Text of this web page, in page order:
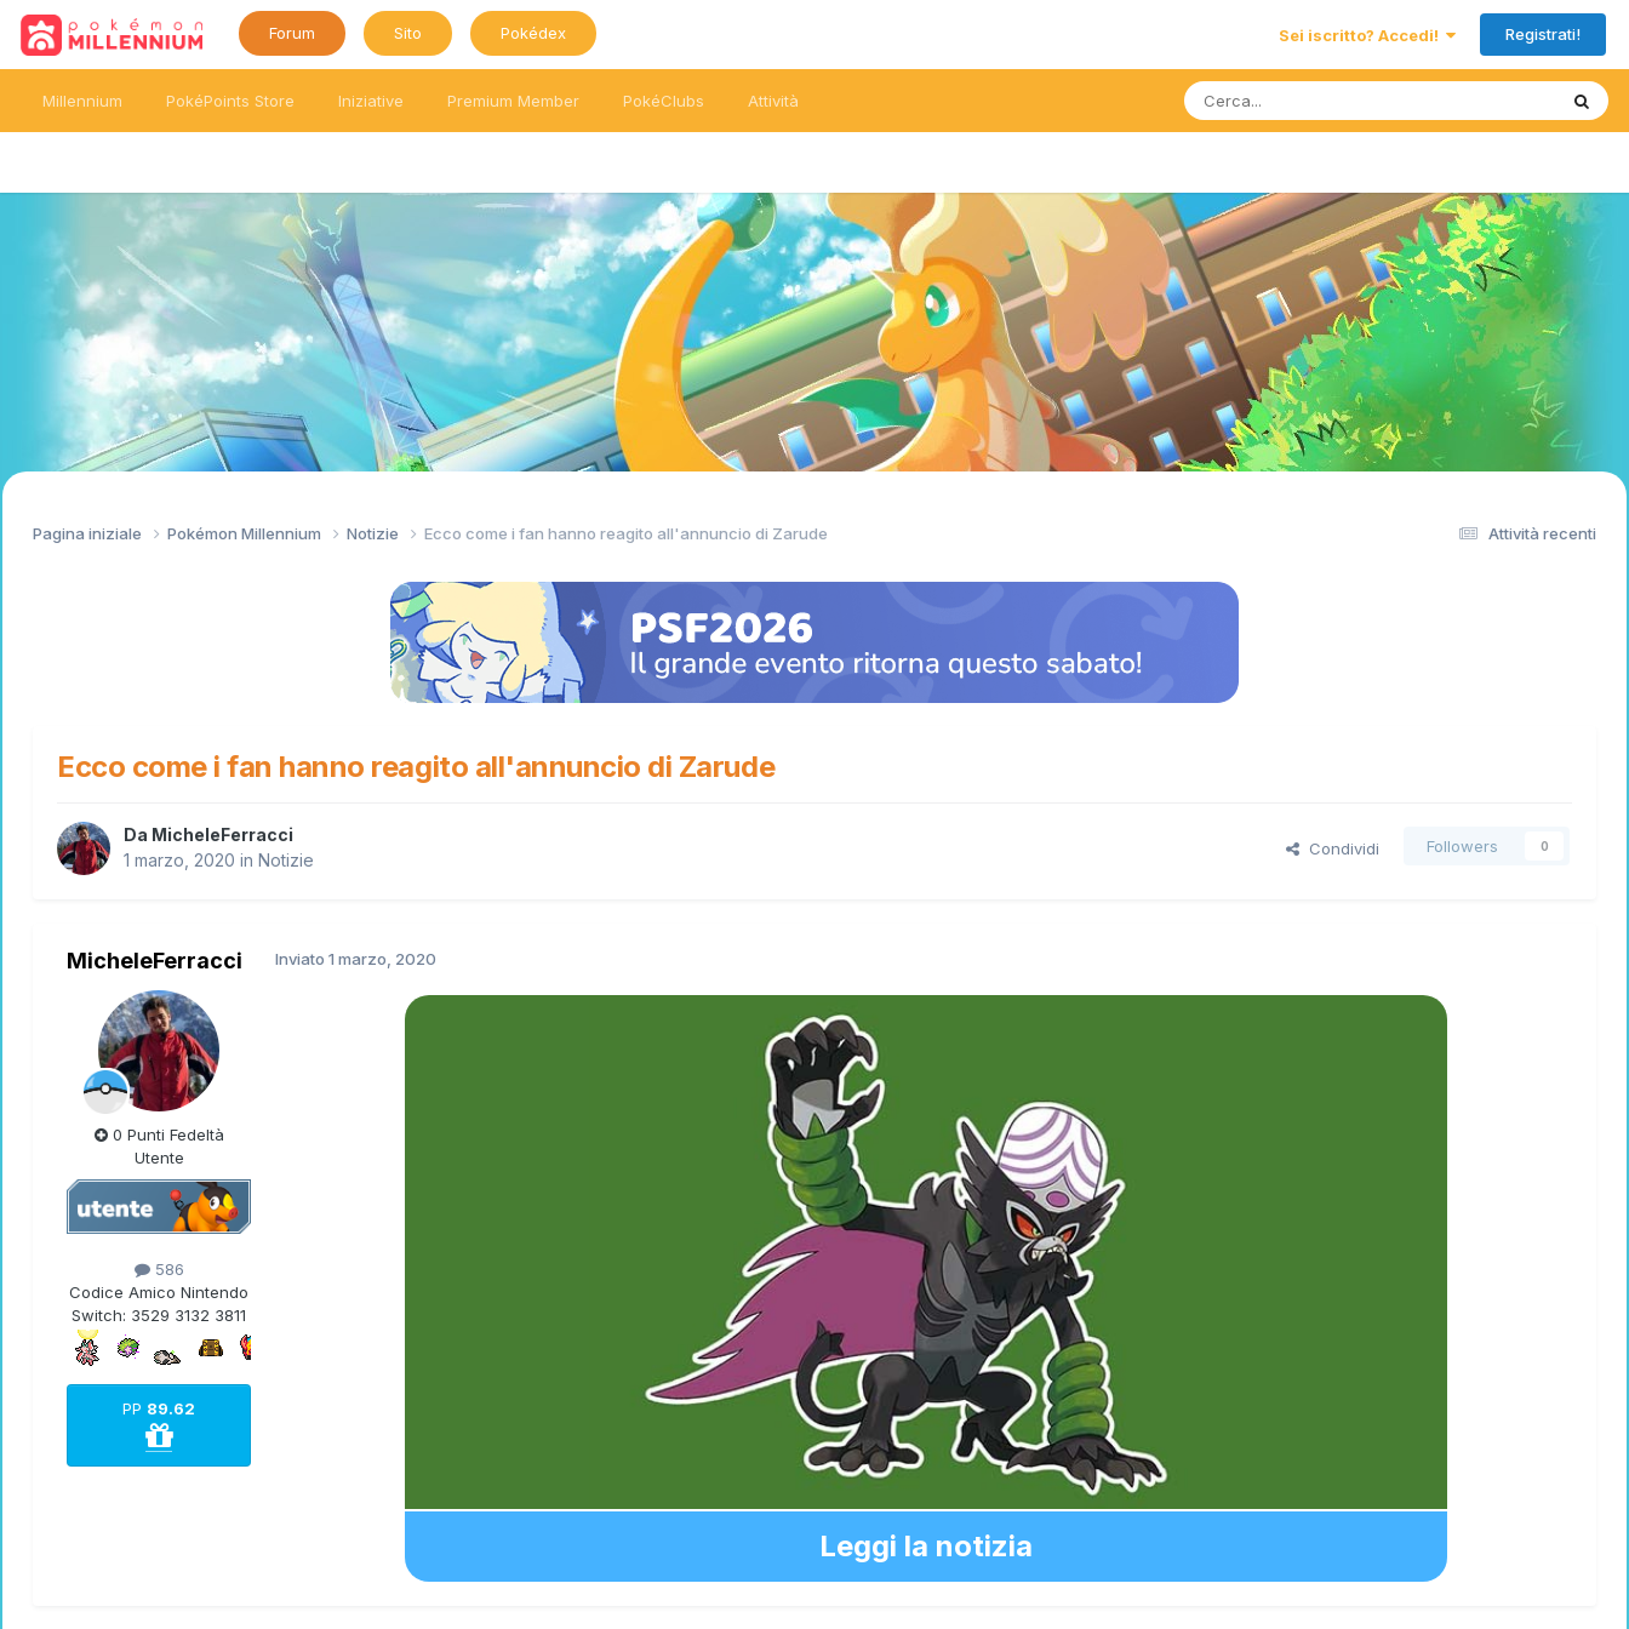
Forum Sito Pokédex Sei iscritto? Accedi! Registrati!
Millennium PokéPoints Store Iniziative Premium Member PokéClubs Attività
Attività recenti
Pagina iniziale Pokémon Millennium Notizie Ecco come i fan hanno reagito all'annuncio di Zarude
Ecco come i fan hanno reagito all'annuncio di Zarude
Da MicheleFerracci
1 marzo, 2020 in Notizie
Condividi Followers 0
MicheleFerracci
0 Punti Fedeltà
Utente
586
Codice Amico Nintendo
Switch: 3529 3132 3811
PP 89.62
Inviato 1 marzo, 2020
Leggi la notizia